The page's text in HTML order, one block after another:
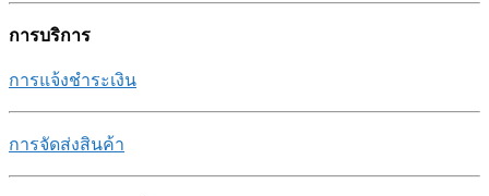
การบริการ
การแจ้งชำระเงิน
การจัดส่งสินค้า